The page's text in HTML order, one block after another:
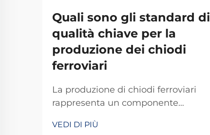
Quali sono gli standard di
qualità chiave per la
produzione dei chiodi
ferroviari
La produzione di chiodi ferroviari
rappresenta un componente
infrastrutture ferroviarie,
VEDI DI PIÙ